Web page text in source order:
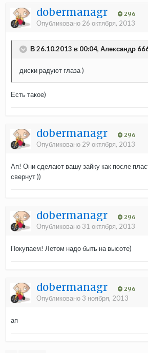
dobermanagr 296
Опубликовано 26 октября, 2013
В 26.10.2013 в 00:04, Александр
диски радуют глаза )
Есть такое)
dobermanagr 296
Опубликовано 29 октября, 2013
Ап! Они сделают вашу зайку как после
свернут ))
dobermanagr 296
Опубликовано 31 октября, 2013
Покупаем! Летом надо быть на высоте)
dobermanagr 296
Опубликовано 3 ноября, 2013
ап